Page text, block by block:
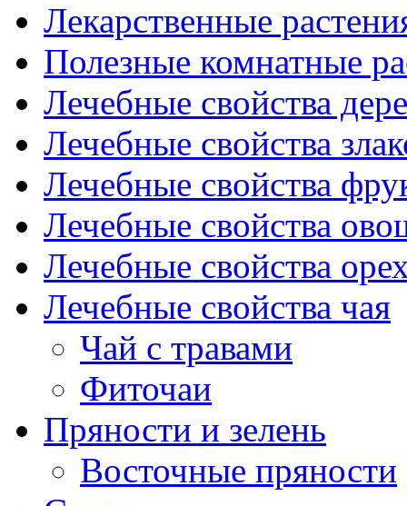
Лекарственные
Полезные комнатные
Лечебные свойства
Лечебные свойства
Лечебные свойства
Лечебные свойства
Лечебные свойства
Лечебные свойства чая
Чай с травами
Фиточаи
Пряности и зелень
Восточные пряности